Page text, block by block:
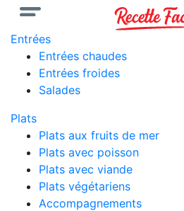
Entrées
Entrées chaudes
Entrées froides
Salades
Plats
Plats aux fruits de mer
Plats avec poisson
Plats avec viande
Plats végétariens
Accompagnements